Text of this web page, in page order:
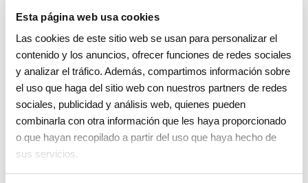
Esta página web usa cookies
Las cookies de este sitio web se usan para personalizar el
contenido y los anuncios, ofrecer funciones de redes sociales
y analizar el tráfico. Además, compartimos información sobre
el uso que haga del sitio web con nuestros partners de redes
sociales, publicidad y análisis web, quienes pueden
combinarla con otra información que les haya proporcionado
o que hayan recopilado a partir del uso que haya hecho de
sus servicios.
Gomas de clase II
corregir una mandíbula inferior
demasiado pequeña en comparación
con la superior.
Gomas de clase III : Diseñadas para
corregir una mandíbula inferior
demasiado grande en relación con la